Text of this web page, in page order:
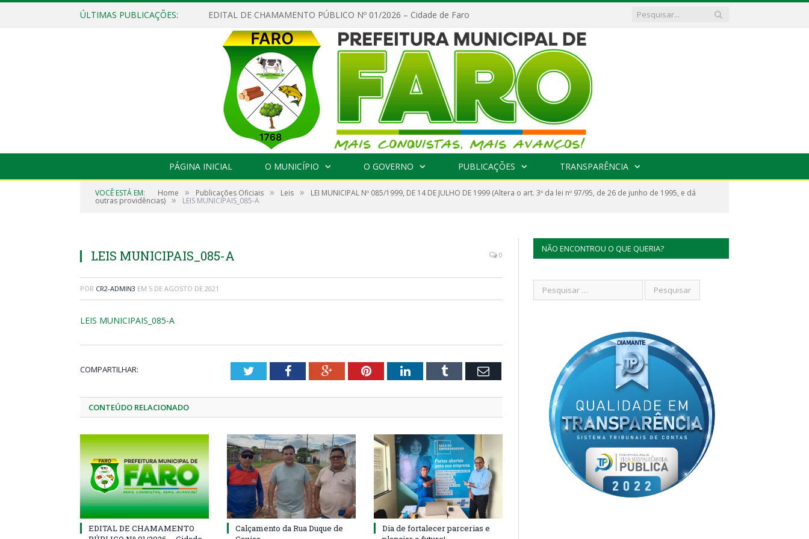
ÚLTIMAS PUBLICAÇÕES: EDITAL DE CHAMAMENTO PÚBLICO Nº 01/2026 – Cidade de Faro
PÁGINA INICIAL O MUNICÍPIO O GOVERNO PUBLICAÇÕES TRANSPARÊNCIA
VOCÊ ESTÁ EM: Home » Publicações Oficiais » Leis » LEI MUNICIPAL Nº 085/1999, DE 14 DE JULHO DE 1999 (Altera o art. 3º da lei nº 97/95, de 26 de junho de 1995, e dá
outras providências) » LEIS MUNICIPAIS_085-A
LEIS MUNICIPAIS_085-A 0
POR CR2-ADMIN3 EM 5 DE AGOSTO DE 2021
LEIS MUNICIPAIS_085-A
COMPARTILHAR: TwitterFacebookGoogle+PinterestLinkedInTumblr Email
CONTEÚDO RELACIONADO
EDITAL DE CHAMAMENTO
Calçamento da Rua Duque de
Dia de fortalecer parcerias e
NÃO ENCONTROU O QUE QUERIA?